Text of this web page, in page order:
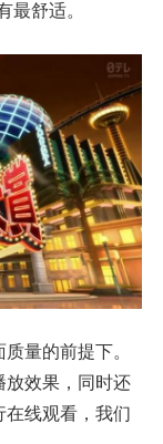
最舒适。
量的前提下。
放效果，同时还
在线观看，我们